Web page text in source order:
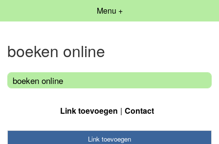
Menu +
boeken online
boeken online
Link toevoegen Contact
Link toevoegen